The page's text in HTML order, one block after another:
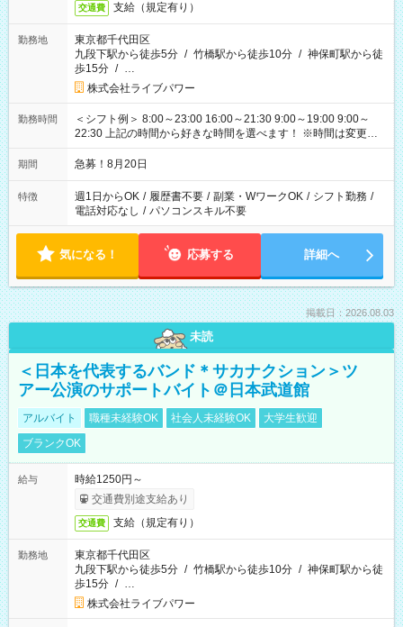
交通費 支給（規定有り）
勤務地
東京都千代田区
九段下駅から徒歩5分 / 竹橋駅から徒歩10分 / 神保町駅から徒
歩15分 / …
株式会社ライブパワー
勤務時間
＜シフト例＞ 8:00～23:00 16:00～21:30 9:00～19:00 9:00～
22:30 上記の時間から好きな時間を選べます！ ※時間は変更と
なる可能性があります
期間 急募！8月20日
特徴 週1日からOK / 履歴書不要 / 副業・WワークOK / シフト勤務 /
電話対応なし / パソコンスキル不要
気になる！ 応募する 詳細へ
掲載日：2026.08.03
未読
＜日本を代表するバンド＊サカナクション＞ツ
アー公演のサポートバイト＠日本武道館
アルバイト 職種未経験OK 社会人未経験OK
大学生歓迎
ブランクOK
給与
時給1250円～
交通費別途支給あり
交通費 支給（規定有り）
勤務地
東京都千代田区
九段下駅から徒歩5分 / 竹橋駅から徒歩10分 / 神保町駅から徒
歩15分 / …
株式会社ライブパワー